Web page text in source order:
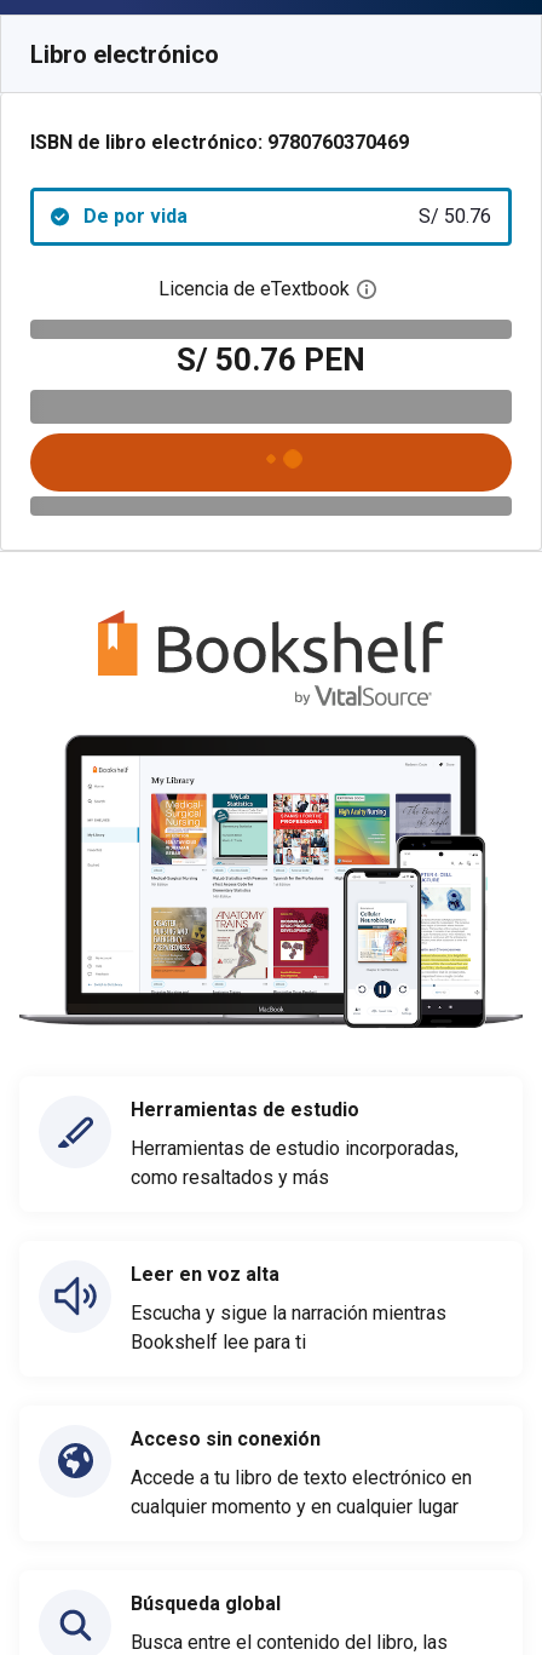
Libro electrónico
ISBN de libro electrónico: 9780760370469
De por vida S/ 50.76
Licencia de eTextbook Abre el cuadro de
S/ 50.76 PEN
Herramientas de estudio
Herramientas de estudio incorporadas,
como resaltados y más
Leer en voz alta
Escucha y sigue la narración mientras
Bookshelf lee para ti
Acceso sin conexión
Accede a tu libro de texto electrónico en
cualquier momento y en cualquier lugar
Búsqueda global
Busca entre el contenido del libro, las